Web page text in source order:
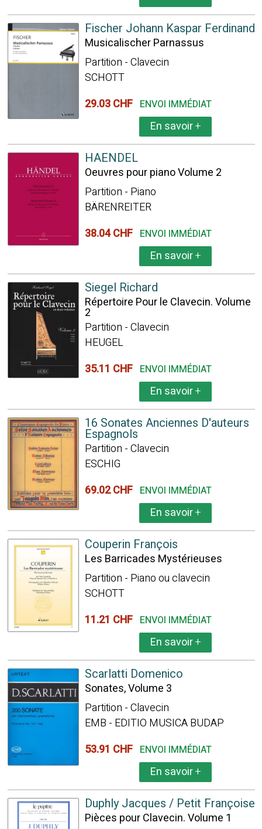
Fischer Johann Kaspar Ferdinand
Musicalischer Parnassus
Partition - Clavecin
SCHOTT
29.03 CHF ENVOI IMMÉDIAT
En savoir+
HAENDEL
Oeuvres pour piano Volume 2
Partition - Piano
BÄRENREITER
38.04 CHF ENVOI IMMÉDIAT
En savoir+
Siegel Richard
Répertoire Pour le Clavecin. Volume
2
Partition - Clavecin
HEUGEL
35.11 CHF ENVOI IMMÉDIAT
En savoir+
16 Sonates Anciennes D'auteurs
Espagnols
Partition - Clavecin
ESCHIG
69.02 CHF ENVOI IMMÉDIAT
En savoir+
Couperin François
Les Barricades Mystérieuses
Partition - Piano ou clavecin
SCHOTT
11.21 CHF ENVOI IMMÉDIAT
En savoir+
Scarlatti Domenico
Sonates, Volume 3
Partition - Clavecin
EMB - EDITIO MUSICA BUDAP
53.91 CHF ENVOI IMMÉDIAT
En savoir+
Duphly Jacques / Petit Françoise
Pièces pour Clavecin. Volume 1